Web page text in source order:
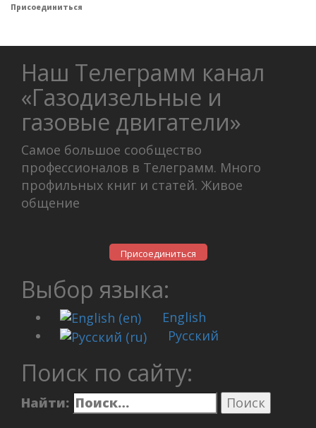
Присоединиться
Наш Телеграмм канал
«Газодизельные и
газовые двигатели»
Самое большое сообщество
профессионалов в Телеграмм. Много
профильных книг и статей. Живое
общение
Присоединиться
Выбор языка:
English
Русский
Поиск по сайту:
Найти: